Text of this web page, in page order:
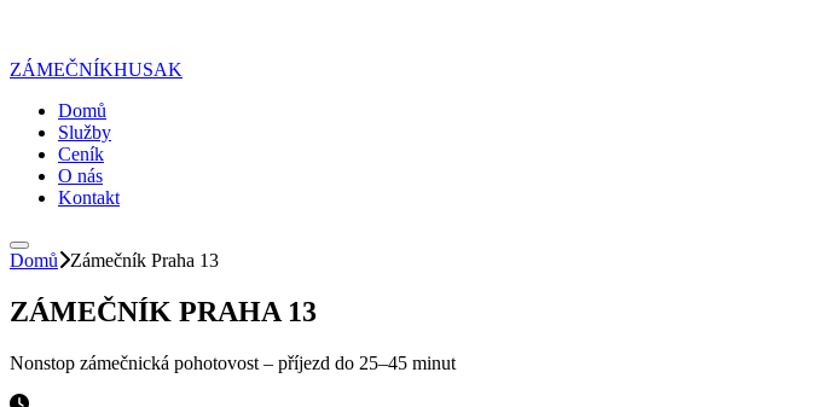
ZÁMEČNÍKHUSAK
Domů
Služby
Ceník
O nás
Kontakt
Domů Zámečník Praha 13
ZÁMEČNÍK PRAHA 13
Nonstop zámečnická pohotovost – příjezd do 25–45 minut